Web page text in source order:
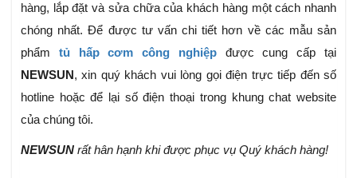
hàng, lắp đặt và sửa chữa của khách hàng một cách nhanh
chóng nhất. Để được tư vấn chi tiết hơn về các mẫu sản
phẩm tủ hấp cơm công nghiệpđược cung cấp tại
NEWSUN, xin quý khách vui lòng gọi điện trực tiếp đến số
hotline hoặc để lại số điện thoại trong khung chat website
của chúng tôi.
NEWSUN rất hân hạnh khi được phục vụ Quý khách hàng!